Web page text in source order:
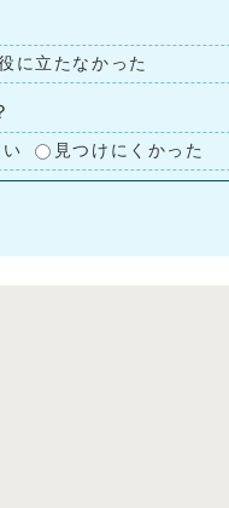
に立たなかった
見つけにくかった